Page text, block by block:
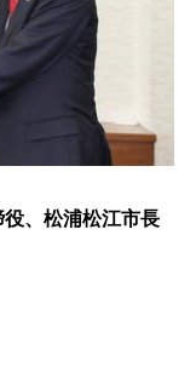
、松浦松江市長